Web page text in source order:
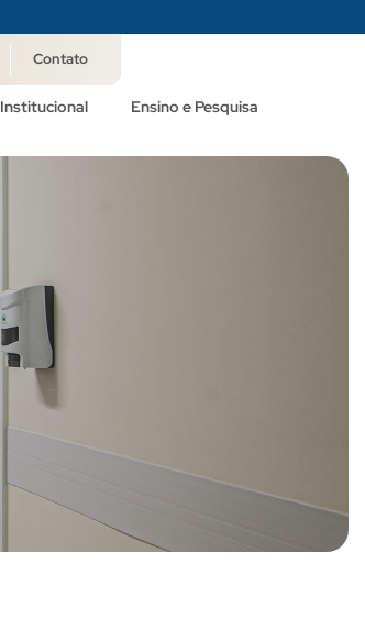
Contato
Institucional Ensino e Pesquisa